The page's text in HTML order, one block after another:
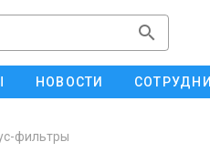
НОВОСТИ
фильтры